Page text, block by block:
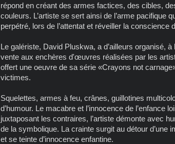
répond en créant des armes factices, des cibles,
couleurs. L’artiste se sert ainsi de l’arme pacifique
perpétré, lors de l’attentat et réveiller la conscience
Le galériste, David Pluskwa, a d’ailleurs organisé,
vente aux enchères d'œuvres réalisées par les
offert une oeuvre de sa série«Crayons not
victimes.
Squelettes, armes à feu, crânes, guillotines
d’humour. Le macabre et l’innocence de l’enfance
juxtaposant les contraires, l’artiste démonte avec
de la symbolique. La crainte surgit au détour d’une
et se teinte d’innocence enfantine.